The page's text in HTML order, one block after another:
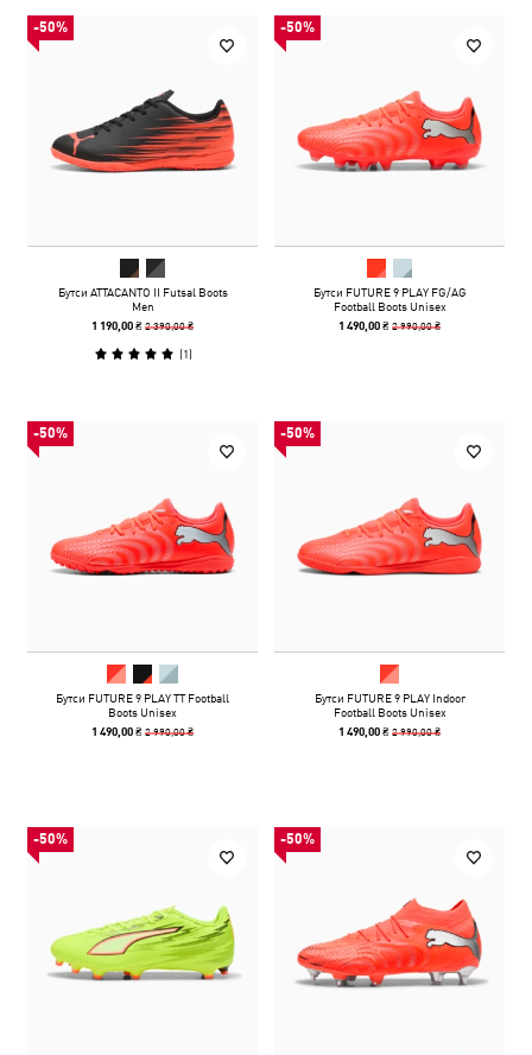
-50%
Бутси ATTACANTO II Futsal Boots
Men
1 190,00 ₴2 390,00 ₴
(1)
-50%
Бутси FUTURE 9 PLAY FG/AG
Football Boots Unisex
1 490,00 ₴2 990,00 ₴
-50%
Бутси FUTURE 9 PLAY TT Football
Boots Unisex
1 490,00 ₴2 990,00 ₴
-50%
Бутси FUTURE 9 PLAY Indoor
Football Boots Unisex
1 490,00 ₴2 990,00 ₴
-50% -50%